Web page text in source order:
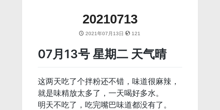
20210713
2021年07月13日 121
07月13号 星期二 天气晴
这两天吃了个拌粉还不错，味道很麻辣，
就是味精放太多了，一天喝好多水。
明天不吃了，吃完嘴巴味道都没有了。